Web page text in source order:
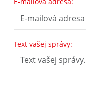
Text vašej správy: